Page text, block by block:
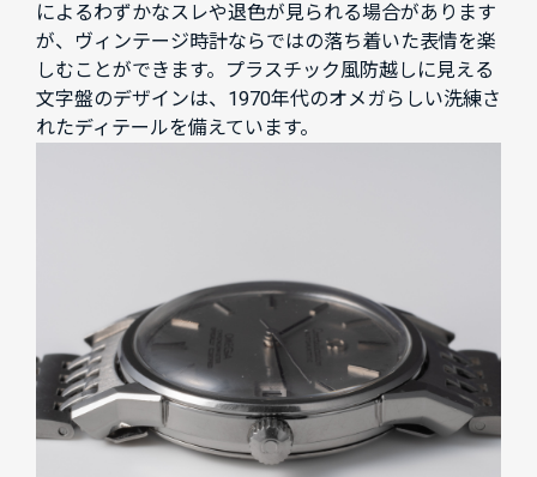
によるわずかなスレや退色が見られる場合があります
が、ヴィンテージ時計ならではの落ち着いた表情を楽
しむことができます。プラスチック風防越しに見える
文字盤のデザインは、1970年代のオメガらしい洗練さ
れたディテールを備えています。